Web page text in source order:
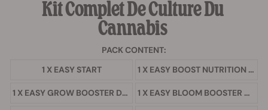
Kit Complet De Culture Du
Cannabis
PACK CONTENT:
1 X EASY START
1 X EASY BOOST NUTRITION ORGANIQUE
1 X EASY GROW BOOSTER DE CROISSANCE 1 X EASY BLOOM BOOSTER DE FLORAISON